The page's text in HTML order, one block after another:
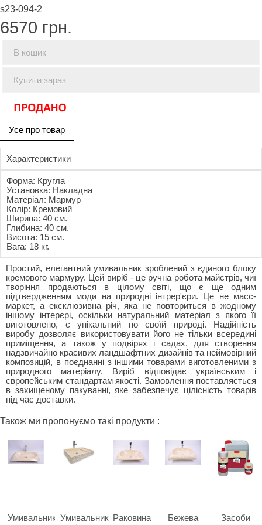
s23-094-2
6570 грн.
В кошик
Купити зараз
Усе про товар
Характеристики
Форма: Кругла
Установка: Накладна
Матеріал: Мармур
Колір: Кремовий
Ширина: 40 см.
Глибина: 40 см.
Висота: 15 см.
Вага: 18 кг.
Простий, елегантний умивальник зроблений з єдиного блоку
кремового мармуру. Цей виріб - це ручна робота майстрів, чиї
творіння продаються в цілому світі, що є ще одним
підтвердженням моди на природні інтрер'єри. Це не масс-
маркет, а ексклюзивна річ, яка не повториться в жодному
іншому інтерєрі, оскільки натуральний матеріал з якого її
виготовлено, є унікальний по своїй природі. Надійність
виробу дозволяє використовувати його не тільки всередині
приміщення, а також у подвірях і садах, для створення
надзвичайно красивих ландшафтних дизайнів та неймовірний
композицій, в поєднанні з іншими товарами виготовленими з
природного матеріалу. Виріб відповідає українським і
європейським стандартам якості. Замовлення поставляється
в захищеному пакуванні, яке забезпечує цілісність товарів
під час доставки.
Також ми пропонуємо такі продукти :
Умивальник Умивальник Раковина
Бежева
Засоби